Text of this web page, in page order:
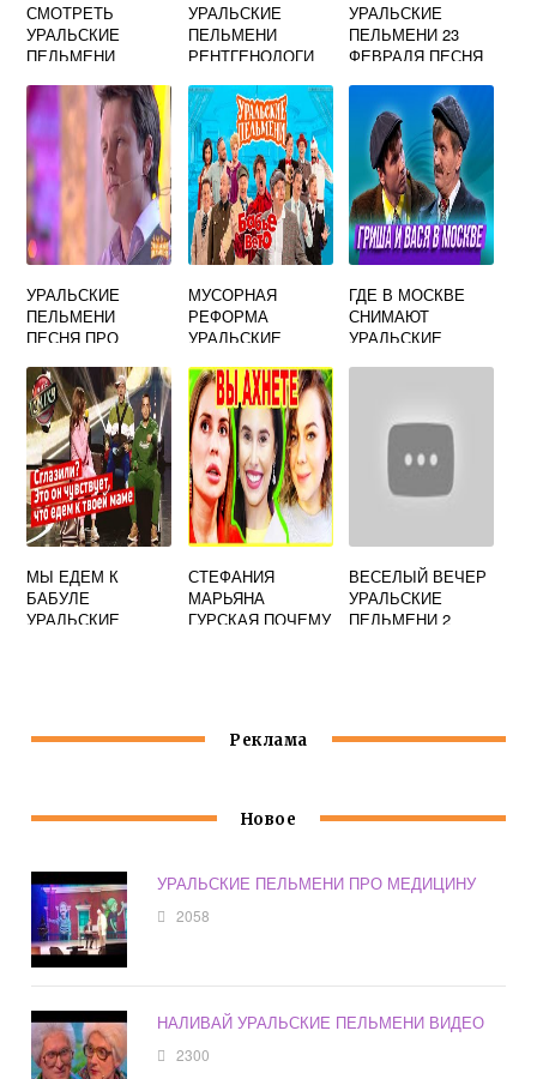
СМОТРЕТЬ
УРАЛЬСКИЕ
ПЕЛЬМЕНИ
УРАЛЬСКИЕ
ПЕЛЬМЕНИ
РЕНТГЕНОЛОГИ
УРАЛЬСКИЕ
ПЕЛЬМЕНИ 23
ФЕВРАЛЯ ПЕСНЯ
УРАЛЬСКИЕ
ПЕЛЬМЕНИ
ПЕСНЯ ПРО
МУСОРНАЯ
РЕФОРМА
УРАЛЬСКИЕ
ГДЕ В МОСКВЕ
СНИМАЮТ
УРАЛЬСКИЕ
МЫ ЕДЕМ К
БАБУЛЕ
УРАЛЬСКИЕ
СТЕФАНИЯ
МАРЬЯНА
ГУРСКАЯ ПОЧЕМУ
ВЕСЕЛЫЙ ВЕЧЕР
УРАЛЬСКИЕ
ПЕЛЬМЕНИ 2
Реклама
Новое
УРАЛЬСКИЕ ПЕЛЬМЕНИ ПРО МЕДИЦИНУ
2058
НАЛИВАЙ УРАЛЬСКИЕ ПЕЛЬМЕНИ ВИДЕО
2300